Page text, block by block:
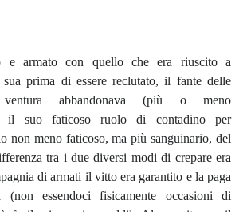
e armato con quello che era riuscito a
sua prima di essere reclutato, il fante delle
abbandonava (più o meno
il suo faticoso ruolo di contadino per
non meno faticoso, ma più sanguinario, del
tra i due diversi modi di crepare era
di armati il vitto era garantito e la paga
(non essendoci fisicamente occasioni di